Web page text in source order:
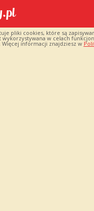
pliki cookies, które są
wykorzystywana w celach
informacji znajdziesz w